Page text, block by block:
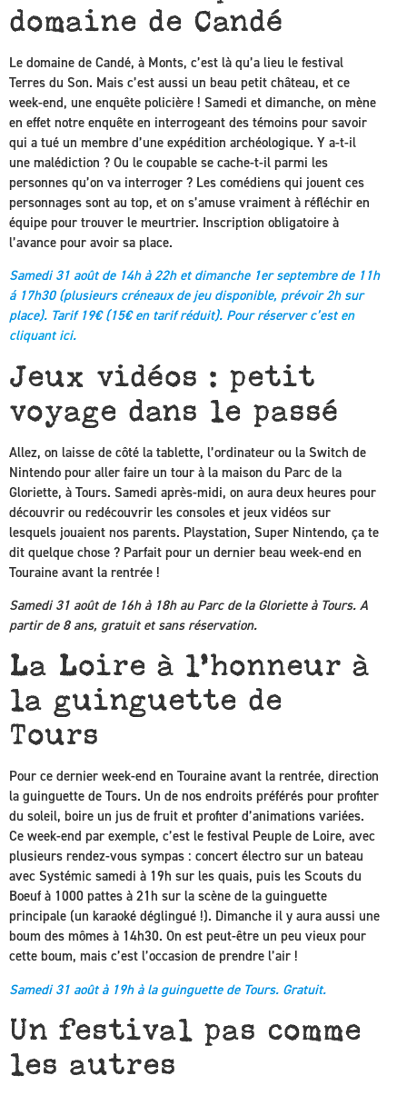
domaine de Candé
Le domaine de Candé, à Monts, c’est là qu’a lieu le festival
Terres du Son. Mais c’est aussi un beau petit château, et ce
week-end, une enquête policière ! Samedi et dimanche, on mène
en effet notre enquête en interrogeant des témoins pour savoir
qui a tué un membre d’une expédition archéologique. Y a-t-il
une malédiction ? Ou le coupable se cache-t-il parmi les
personnes qu’on va interroger ? Les comédiens qui jouent ces
personnages sont au top, et on s’amuse vraiment à réfléchir en
équipe pour trouver le meurtrier. Inscription obligatoire à
l’avance pour avoir sa place.
Samedi 31 août de 14h à 22h et dimanche 1er septembre de 11h
á 17h30 (plusieurs créneaux de jeu disponible, prévoir 2h sur
place). Tarif 19€ (15€ en tarif réduit). Pour réserver c’esten
cliquant ici.
Jeux vidéos : petit
voyage dans le passé
Allez, on laisse de côté la tablette, l’ordinateur ou la Switch de
Nintendo pour aller faire un tour à la maison du Parc de la
Gloriette, à Tours. Samedi après-midi, on aura deux heures pour
découvrir ou redécouvrir les consoles et jeux vidéos sur
lesquels jouaient nos parents. Playstation, Super Nintendo, ça te
dit quelque chose ? Parfait pour un dernier beau week-end en
Touraine avant la rentrée !
Samedi 31 août de 16h à 18h au Parc de la Gloriette à Tours. A
partir de 8 ans, gratuit et sans réservation.
La Loire à l’honneur à
la guinguette de
Tours
Pour ce dernier week-end en Touraine avant la rentrée, direction
la guinguette de Tours. Un de nos endroits préférés pour profiter
du soleil, boire un jus de fruit et profiter d’animations variées.
Ce week-end par exemple, c’est le festival Peuple de Loire, avec
plusieurs rendez-vous sympas : concert électro sur un bateau
avec Systémic samedi à 19h sur les quais, puis les Scouts du
Boeuf à 1000 pattes à 21h sur la scène de la guinguette
principale (un karaoké déglingué !). Dimanche il y aura aussi une
boum des mômes à 14h30. On est peut-être un peu vieux pour
cette boum, mais c’est l’occasion de prendre l’air !
Samedi 31 août à 19h à la guinguette de Tours. Gratuit.
Un festival pas comme
les autres